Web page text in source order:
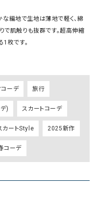
編地で生地は薄地で軽く、綿
で肌触りも抜群です。超高伸縮
1枚です。
コーデ 旅行
) スカートコーデ
カートStyle 2025新作
コーデ